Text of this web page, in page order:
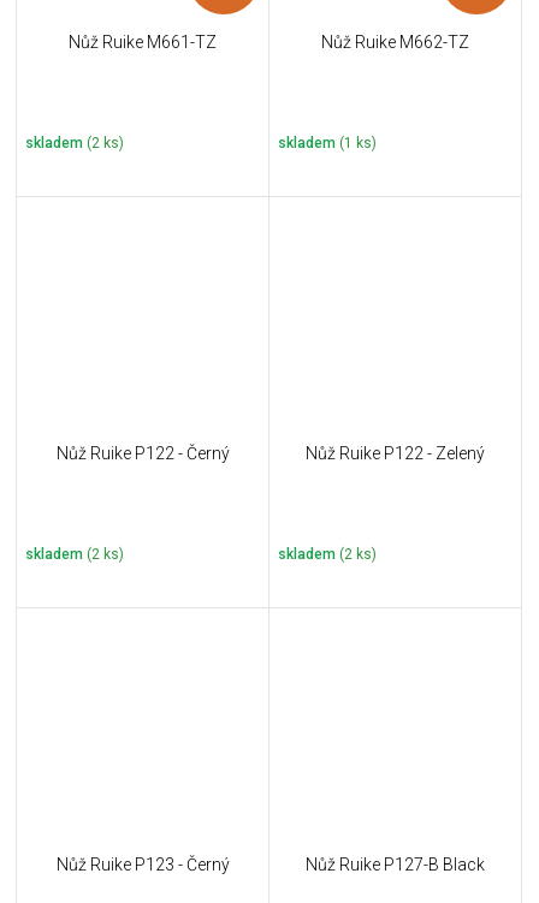
Nůž Ruike M661-TZ
skladem (2 ks)
Nůž Ruike M662-TZ
skladem (1 ks)
Nůž Ruike P122 - Černý
skladem (2 ks)
Nůž Ruike P122 - Zelený
skladem (2 ks)
Nůž Ruike P123 - Černý Nůž Ruike P127-B Black